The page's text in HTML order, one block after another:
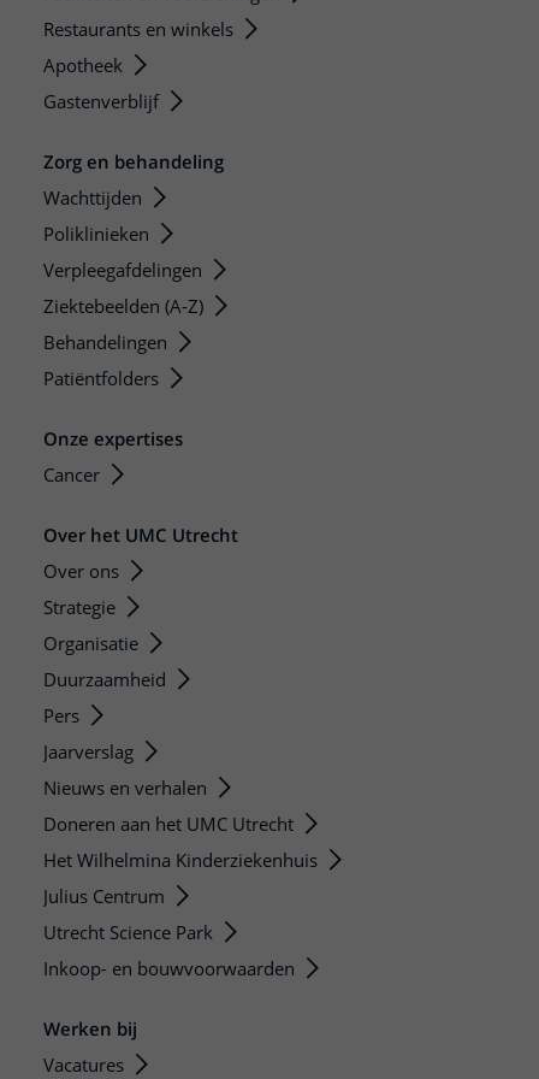
Restaurants en winkels
Apotheek
Gastenverblijf
Zorg en behandeling
Wachttijden
Poliklinieken
Verpleegafdelingen
Ziektebeelden (A-Z)
Behandelingen
Patiëntfolders
Onze expertises
Cancer
Over het UMC Utrecht
Over ons
Strategie
Organisatie
Duurzaamheid
Pers
Jaarverslag
Nieuws en verhalen
Doneren aan het UMC Utrecht
Het Wilhelmina Kinderziekenhuis
Julius Centrum
Utrecht Science Park
Inkoop- en bouwvoorwaarden
Werken bij
Vacatures